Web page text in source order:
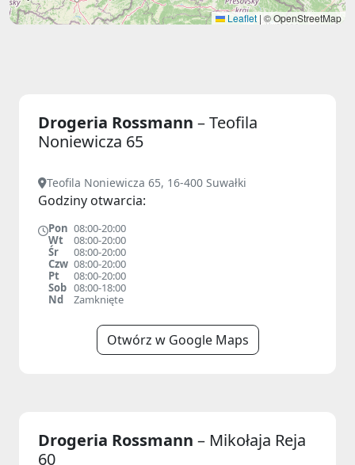
Leaflet | © OpenStreetMap
Drogeria Rossmann – Teofila
Noniewicza 65
Teofila Noniewicza 65, 16-400 Suwałki
Godziny otwarcia:
Pon 08:00-20:00
Wt
08:00-20:00
Śr
08:00-20:00
Czw 08:00-20:00
Pt
08:00-20:00
Sob 08:00-18:00
Nd
Zamknięte
Otwórz w Google Maps
Drogeria Rossmann – Mikołaja Reja
60